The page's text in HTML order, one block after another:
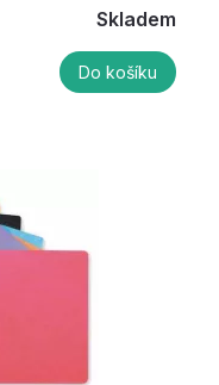
Skladem
Do košíku